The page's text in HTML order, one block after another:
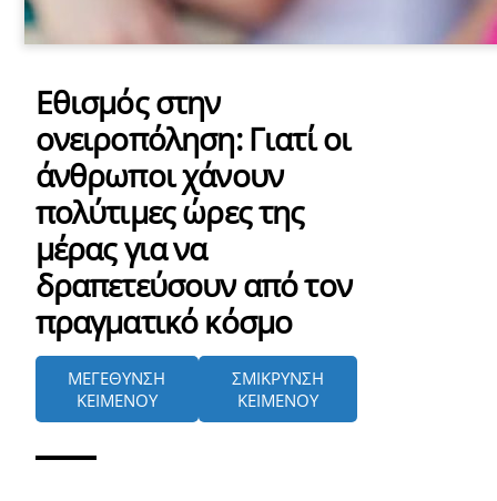
Εθισμός στην
ονειροπόληση: Γιατί οι
άνθρωποι χάνουν
πολύτιμες ώρες της
μέρας για να
δραπετεύσουν από τον
πραγματικό κόσμο
ΜΕΓΕΘΥΝΣΗ
ΚΕΙΜΕΝΟΥ
ΣΜΙΚΡΥΝΣΗ
ΚΕΙΜΕΝΟΥ